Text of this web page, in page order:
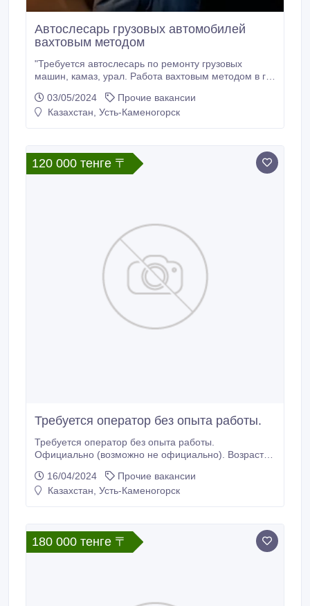
Автослесарь грузовых автомобилей
вахтовым методом
"Требуется автослесарь по ремонту грузовых
машин, камаз, урал. Работа вахтовым методом в г.
Дорогу оплачиваем: из дома до г. Сургута Работа с
09.00 до 19.00 Зарплата возможна и выше, все
03/05/2024
Прочие вакансии
Казахстан, Усть-Каменогорск
120 000 тенге 〒
Требуется оператор без опыта работы.
Требуется оператор без опыта работы.
Официально (возможно не официально). Возраст
входящие звонки и помогать заполнять бланки.
Гибкий график на 4 часа в день. В месяц 120000
16/04/2024
Прочие вакансии
Казахстан, Усть-Каменогорск
180 000 тенге 〒